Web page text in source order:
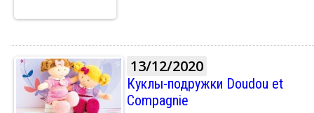
13/12/2020
Куклы-подружки Doudou et
Compagnie